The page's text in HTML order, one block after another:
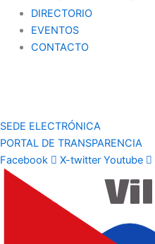
DIRECTORIO
EVENTOS
CONTACTO
SEDE ELECTRÓNICA
PORTAL DE TRANSPARENCIA
Facebook
X-twitter Youtube